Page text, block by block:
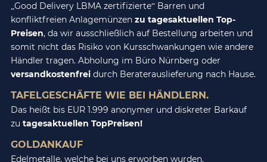
„Good Delivery LBMA zertifizierte“ Barren und
konfliktfreien Anlagemünzen zu tagesaktuellen Top-
Preisen, da wir ausschließlich auf Bestellung arbeiten und
somit nicht das Risiko von Kursschwankungen wie andere
Händler tragen. Abholung im Büro Nürnberg oder
versandkostenfreidurch Beraterauslieferung nach Hause.
TAFELGESCHÄFTE WIE BEI HÄNDLERN.
Das heißt bis EUR 1.999 anonymer und diskreter Barkauf
zu tagesaktuellen TopPreisen!
GOLDANKAUF
Edelmetalle, welche bei uns erworben wurden.